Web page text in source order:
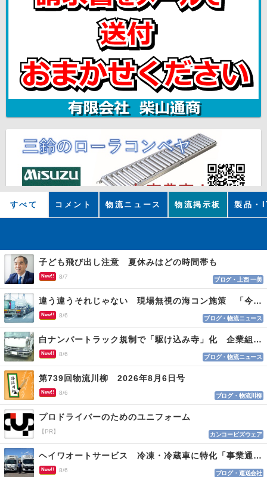
すべて コメント 物流ニュース 物流掲示板 製品・
子ども飛び出し注意 夏休みはどの時間帯も
New!! 8/7 ブログ・上西 一美
違う違うそれじゃない 現場無視の海コン施策 「今でも平均２～３時間は待つ」
New!! 8/6 ブログ・物流ニュース
白ナンバートラック規制で「駆け込み寺」化 企業組合が入会基準を見直しへ
New!! 8/6 ブログ・物流ニュース
第739回物流川柳 2026年8月6日号
New!! 8/6 ブログ・物流川柳
プロドライバーのためのユニフォーム
【PR】 カンコービズウェア
ヘイワオートサービス 冷凍・冷蔵車に特化「事業通じ貢献目指す」
New!! 8/6 ブログ・運送会社